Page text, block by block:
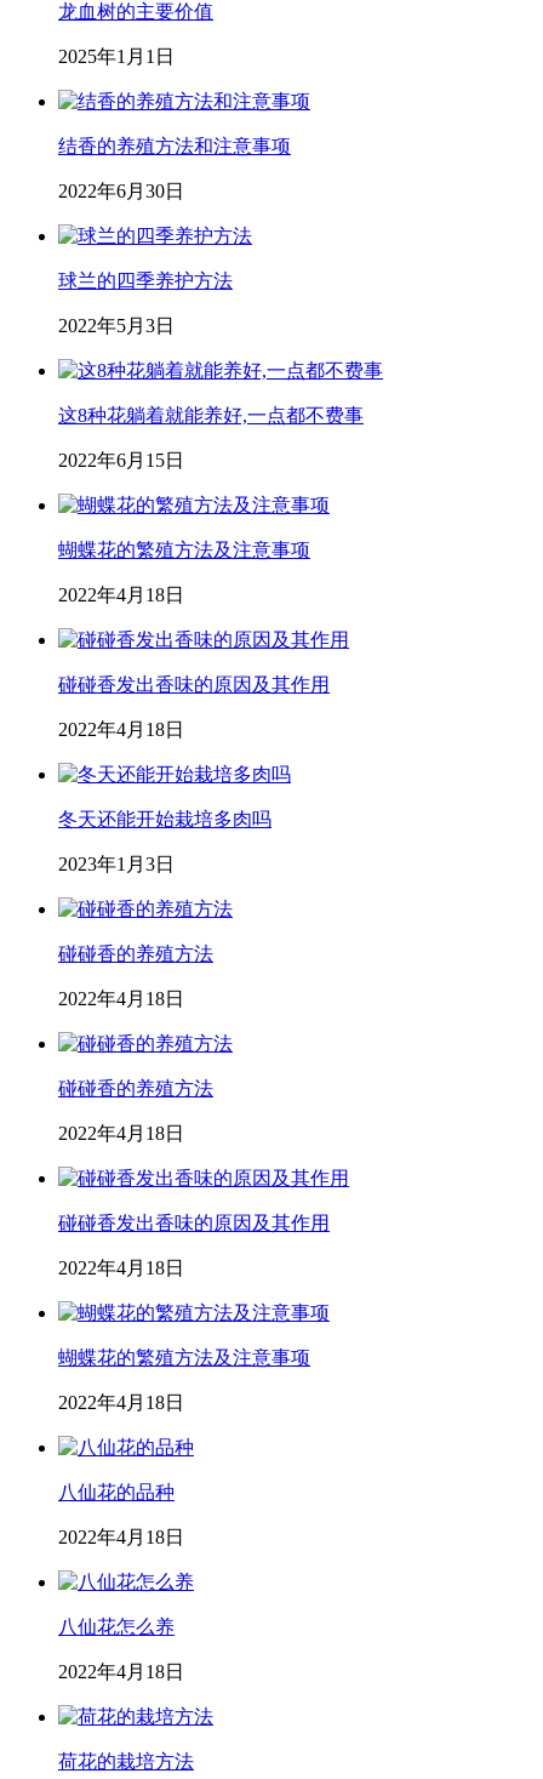
龙血树的主要价值
2025年1月1日
结香的养殖方法和注意事项
2022年6月30日
球兰的四季养护方法
2022年5月3日
这8种花躺着就能养好,一点都不费事
2022年6月15日
蝴蝶花的繁殖方法及注意事项
2022年4月18日
碰碰香发出香味的原因及其作用
2022年4月18日
冬天还能开始栽培多肉吗
2023年1月3日
碰碰香的养殖方法
2022年4月18日
碰碰香的养殖方法
2022年4月18日
碰碰香发出香味的原因及其作用
2022年4月18日
蝴蝶花的繁殖方法及注意事项
2022年4月18日
八仙花的品种
2022年4月18日
八仙花怎么养
2022年4月18日
荷花的栽培方法